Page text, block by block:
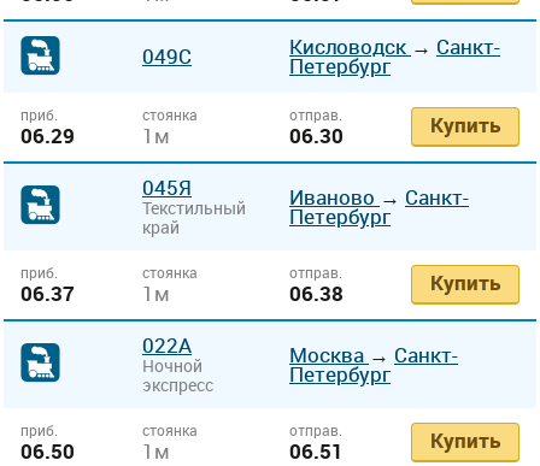
049С Кисловодск → Санкт-
Петербург
приб.
06.29
стоянка
1м
отправ.
06.30 Купить
045Я
Текстильный
край
Иваново → Санкт-
Петербург
приб.
06.37
стоянка
1м
отправ.
06.38 Купить
022А
Ночной
экспресс
Москва → Санкт-
Петербург
приб.
06.50
стоянка
1м
отправ.
06.51 Купить